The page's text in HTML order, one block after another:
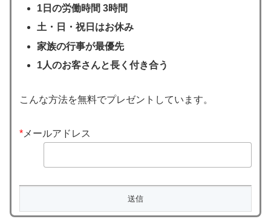
1日の労働時間 3時間
土・日・祝日はお休み
家族の行事が最優先
1人のお客さんと長く付き合う
こんな方法を無料でプレゼントしています。
*メールアドレス